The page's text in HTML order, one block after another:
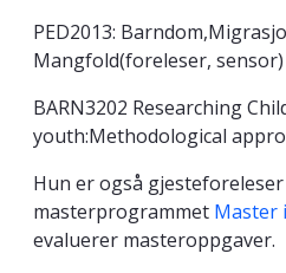
PED2013:
Mangfold(foreleser, sensor)
BARN3202 Researching
youth:Methodological
Hun er også
masterprogrammet Master
evaluerer masteroppgaver.